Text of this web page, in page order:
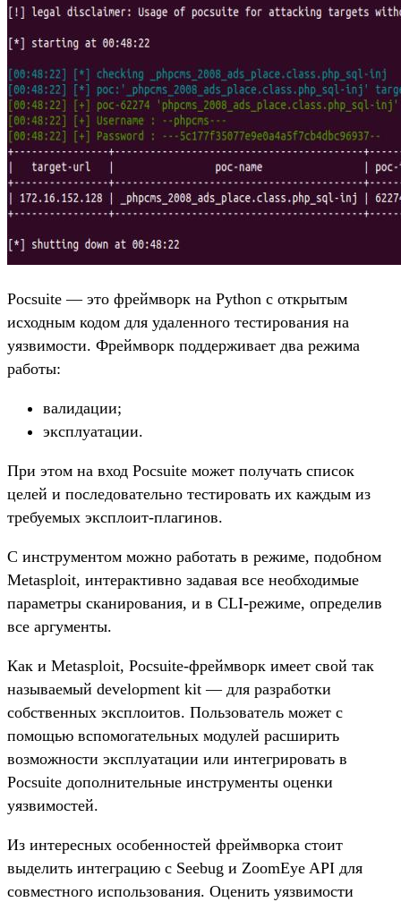
Pocsuite — это фреймворк на Python с открытым
исходным кодом для удаленного тестирования на
уязвимости. Фреймворк поддерживает два режима
работы:
валидации;
эксплуатации.
При этом на вход Pocsuite может получать список
целей и последовательно тестировать их каждым из
требуемых эксплоит-плагинов.
С инструментом можно работать в режиме, подобном
Metasploit, интерактивно задавая все необходимые
параметры сканирования, и в CLI-режиме, определив
все аргументы.
Как и Metasploit, Pocsuite-фреймворк имеет свой так
называемый development kit — для разработки
собственных эксплоитов. Пользователь может с
помощью вспомогательных модулей расширить
возможности эксплуатации или интегрировать в
Pocsuite дополнительные инструменты оценки
уязвимостей.
Из интересных особенностей фреймворка стоит
выделить интеграцию с Seebug и ZoomEye API для
совместного использования. Оценить уязвимости